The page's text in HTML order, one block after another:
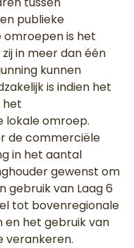
publieke
is het
in meer dan één
kunnen
is indien het
het
lokale omroep.
de commerciële
in het aantal
gewenst om
gebruik van Laag 6
tot bovenregionale
het gebruik van
verankeren.